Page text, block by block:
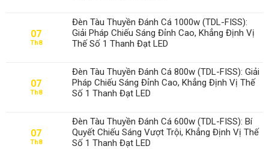
07
Th8
Đèn Tàu Thuyền Đánh Cá 1000w (TDL-FISS):
Giải Pháp Chiếu Sáng Đỉnh Cao, Khẳng Định Vị
Thế Số 1 Thanh Đạt LED
07
Th8
Đèn Tàu Thuyền Đánh Cá 800w (TDL-FISS): Giải
Pháp Chiếu Sáng Đỉnh Cao, Khẳng Định Vị Thế
Số 1 Thanh Đạt LED
07
Th8
Đèn Tàu Thuyền Đánh Cá 600w (TDL-FISS): Bí
Quyết Chiếu Sáng Vượt Trội, Khẳng Định Vị Thế
Số 1 Thanh Đạt LED